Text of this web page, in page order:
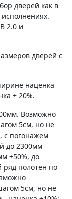
дверей как в
2.0 и
дверей с
наценка
+ 20%.
Возможно
5см, но не
с погонажем
до 2300мм
+50%, до
ряд полотен по
5см, но не